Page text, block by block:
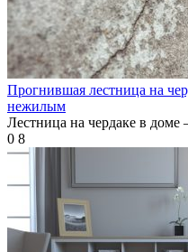
Прогнившая лестница на
нежилым
Лестница на чердаке в
0 8